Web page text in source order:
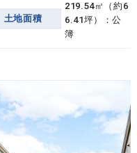
土地面積
219.54㎡（約6
6.41坪）：公
簿